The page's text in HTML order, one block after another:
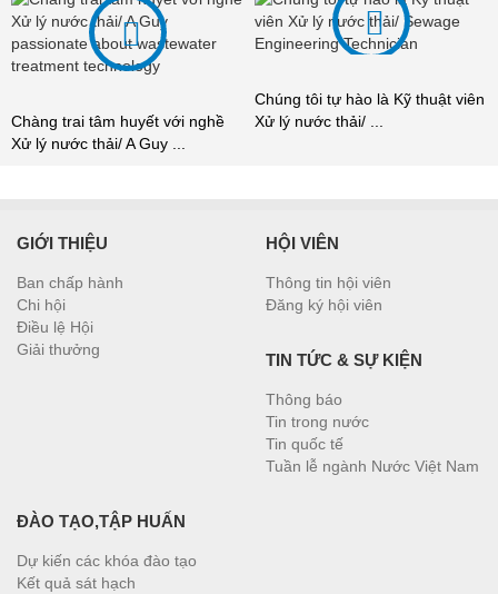
Chàng trai tâm huyết với nghề
Xử lý nước thải/ A Guy ...
Chúng tôi tự hào là Kỹ thuật viên
Xử lý nước thải/ ...
GIỚI THIỆU
Ban chấp hành
Chi hội
Điều lệ Hội
Giải thưởng
HỘI VIÊN
Thông tin hội viên
Đăng ký hội viên
TIN TỨC & SỰ KIỆN
Thông báo
Tin trong nước
Tin quốc tế
Tuần lễ ngành Nước Việt Nam
ĐÀO TẠO,TẬP HUẤN
Dự kiến các khóa đào tạo
Kết quả sát hạch